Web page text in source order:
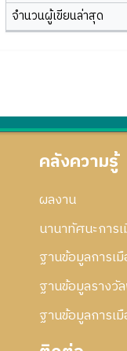
จำนวนผู้เขียนล่าสุด
คลังความรู้
ผลงาน
นานาทัศนะการ
ฐานข้อมูลการเ
ฐานข้อมูลรางวั
ฐานข้อมูลการเ